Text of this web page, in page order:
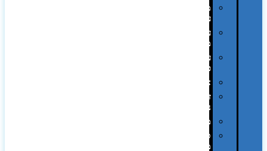
מארזי
עטים
עטי
מתכת
עטי
פלסטיק
אוזניות
זכרונות
ניידים
מפצלים
סביבת
מחשב